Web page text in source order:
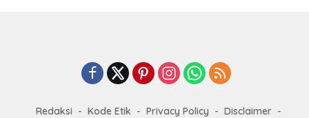
Redaksi Kode Etik Privacy Policy
Disclaimer